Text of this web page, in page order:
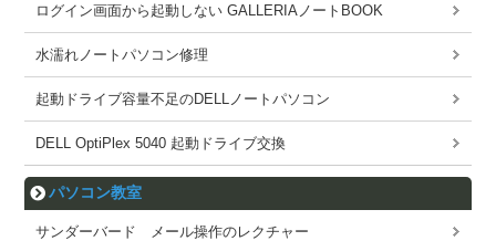
ログイン画面から起動しない GALLERIAノートBOOK
水濡れノートパソコン修理
起動ドライブ容量不足のDELLノートパソコン
DELL OptiPlex 5040 起動ドライブ交換
パソコン教室
サンダーバード メール操作のレクチャー